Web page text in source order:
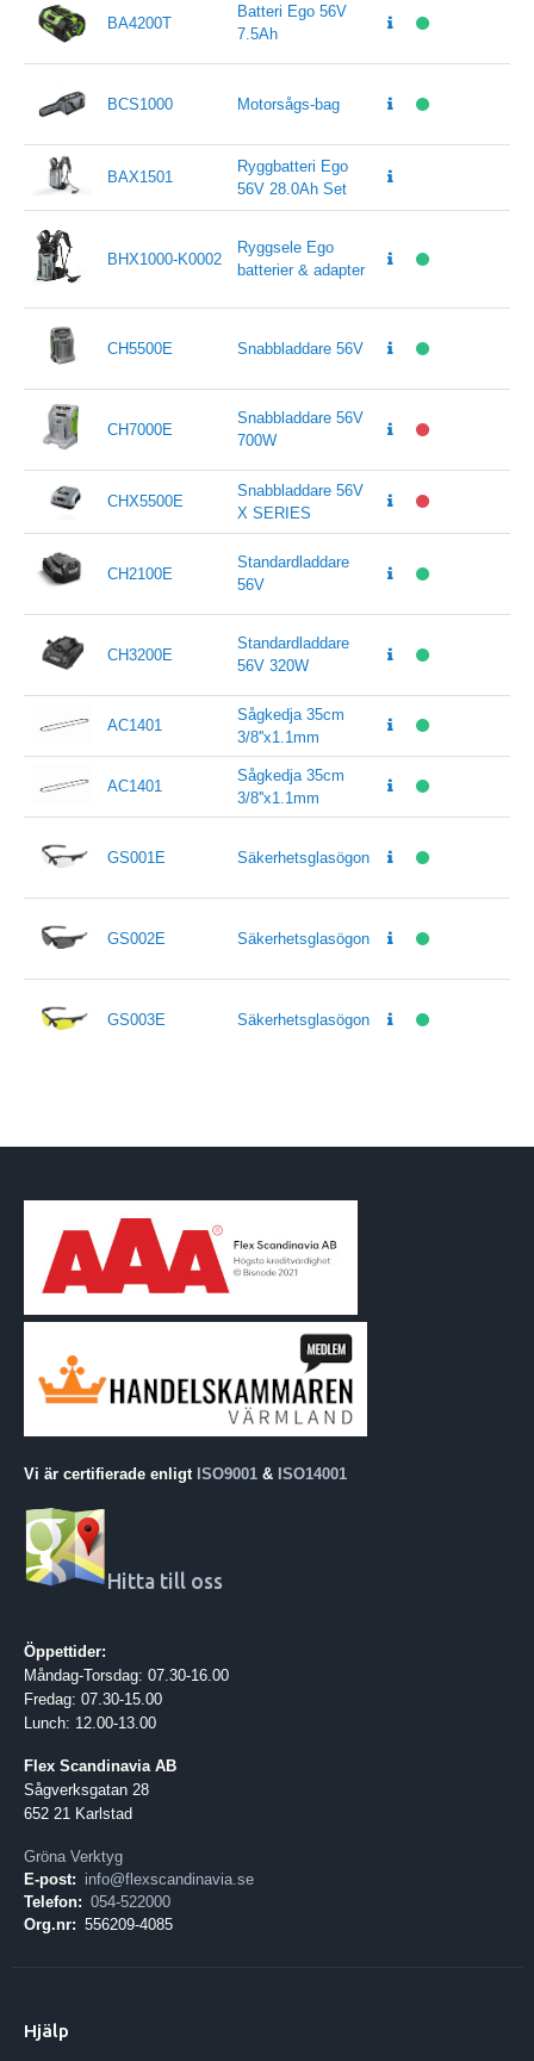
BA4200T
Batteri Ego 56V
7.5Ah
BCS1000 Motorsågs-bag
BAX1501
Ryggbatteri Ego
56V 28.0Ah Set
BHX1000-K0002
Ryggsele Ego
batterier & adapter
CH5500E Snabbladdare 56V
CH7000E
Snabbladdare 56V
700W
CHX5500E
Snabbladdare 56V
X SERIES
CH2100E
Standardladdare
56V
CH3200E
Standardladdare
56V 320W
AC1401
Sågkedja 35cm
3/8''x1.1mm
AC1401
Sågkedja 35cm
3/8''x1.1mm
GS001E Säkerhetsglasögon
GS002E Säkerhetsglasögon
GS003E Säkerhetsglasögon
Vi är certifierade enligt ISO9001 & ISO14001
Hitta till oss
Öppettider:
Måndag-Torsdag: 07.30-16.00
Fredag: 07.30-15.00
Lunch: 12.00-13.00
Flex Scandinavia AB
Sågverksgatan 28
652 21 Karlstad
Gröna Verktyg
E-post: info@flexscandinavia.se
Telefon: 054-522000
Org.nr: 556209-4085
Hjälp